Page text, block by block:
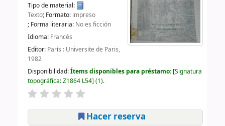
Tipo de material:
Texto; Formato: impreso
; Forma literaria: No es ficción
Idioma: Francés
Editor: París : Universite de Paris,
1982
Disponibilidad:Ítems disponibles para préstamo: Signatura
topográfica:Z1864 L54 (1).
Hacer reserva